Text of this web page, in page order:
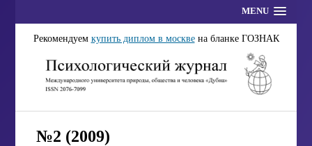
MENU
Рекомендуем купить диплом в москвена бланке ГОЗНАК
№2 (2009)